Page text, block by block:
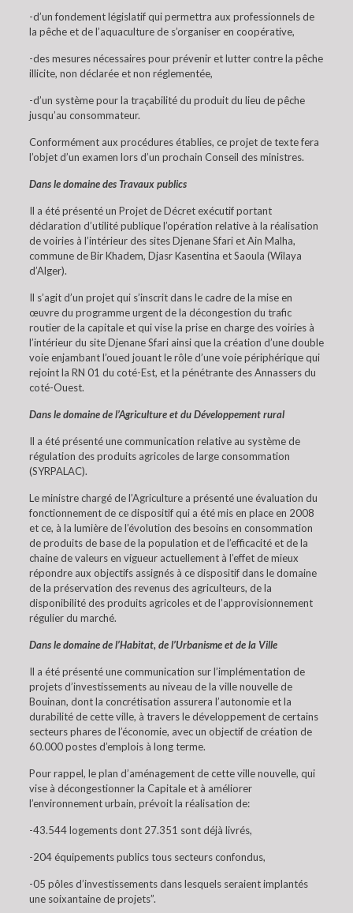
-d’un fondement législatif qui permettra aux professionnels de
la pêche et de l’aquaculture de s’organiser en coopérative,
-des mesures nécessaires pour prévenir et lutter contre la pêche
illicite, non déclarée et non réglementée,
-d’un système pour la traçabilité du produit du lieu de pêche
jusqu’au consommateur.
Conformément aux procédures établies, ce projet de texte fera
l’objet d’un examen lors d’un prochain Conseil des ministres.
Dans le domaine des Travaux publics
Il a été présenté un Projet de Décret exécutif portant
déclaration d’utilité publique l’opération relative à la réalisation
de voiries à l’intérieur des sites Djenane Sfari et Ain Malha,
commune de Bir Khadem, Djasr Kasentina et Saoula (Wilaya
d’Alger).
Il s’agit d’un projet qui s’inscrit dans le cadre de la mise en
œuvre du programme urgent de la décongestion du trafic
routier de la capitale et qui vise la prise en charge des voiries à
l’intérieur du site Djenane Sfari ainsi que la création d’une double
voie enjambant l’oued jouant le rôle d’une voie périphérique qui
rejoint la RN 01 du coté-Est, et la pénétrante des Annassers du
coté-Ouest.
Dans le domaine de l’Agriculture et du Développement rural
Il a été présenté une communication relative au système de
régulation des produits agricoles de large consommation
(SYRPALAC).
Le ministre chargé de l’Agriculture a présenté une évaluation du
fonctionnement de ce dispositif qui a été mis en place en 2008
et ce, à la lumière de l’évolution des besoins en consommation
de produits de base de la population et de l’efficacité et de la
chaine de valeurs en vigueur actuellement à l’effet de mieux
répondre aux objectifs assignés à ce dispositif dans le domaine
de la préservation des revenus des agriculteurs, de la
disponibilité des produits agricoles et de l’approvisionnement
régulier du marché.
Dans le domaine de l’Habitat, de l’Urbanisme et de la Ville
Il a été présenté une communication sur l’implémentation de
projets d’investissements au niveau de la ville nouvelle de
Bouinan, dont la concrétisation assurera l’autonomie et la
durabilité de cette ville, à travers le développement de certains
secteurs phares de l’économie, avec un objectif de création de
60.000 postes d’emplois à long terme.
Pour rappel, le plan d’aménagement de cette ville nouvelle, qui
vise à décongestionner la Capitale et à améliorer
l’environnement urbain, prévoit la réalisation de:
-43.544 logements dont 27.351 sont déjà livrés,
-204 équipements publics tous secteurs confondus,
-05 pôles d’investissements dans lesquels seraient implantés
une soixantaine de projets”.